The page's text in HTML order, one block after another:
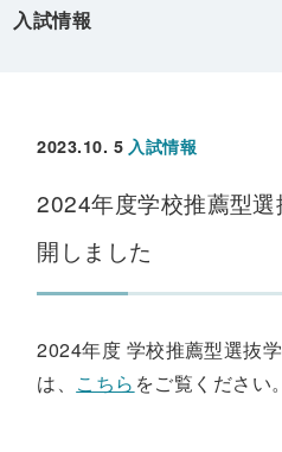
入試情報
2023.10. 5 入試情報
2024年度学校推薦型
開しました
2024年度 学校推薦型選抜
は、 こちら をご覧ください。